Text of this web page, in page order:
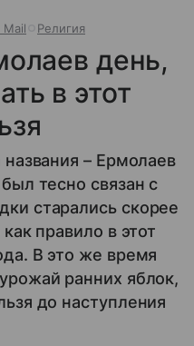
Mail Религия
день,
в этот
– Ермолаев
тесно связан с
старались скорее
правило в этот
В это же время
ранних яблок,
до наступления